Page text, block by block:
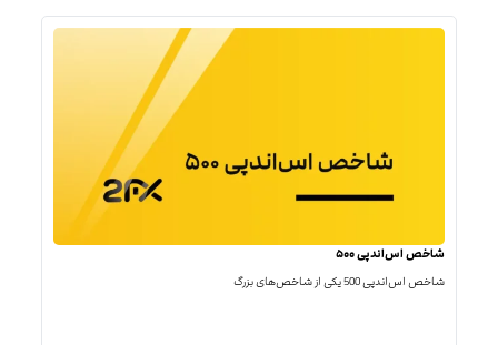
شاخص اس‌اندپی ۵۰۰
شاخص اس‌اند‌پی 500 یکی از شاخص‌های بزرگ